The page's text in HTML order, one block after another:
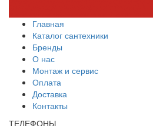
Главная
Каталог сантехники
Бренды
О нас
Монтаж и сервис
Оплата
Доставка
Контакты
ТЕЛЕФОНЫ